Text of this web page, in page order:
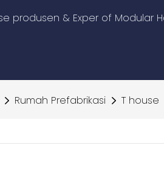
produsen & Exper of Modular
Rumah Prefabrikasi T house